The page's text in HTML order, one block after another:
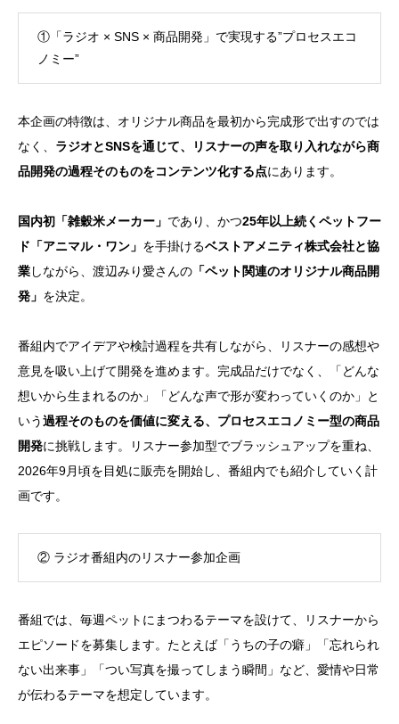
①「ラジオ × SNS × 商品開発」で実現する”プロセスエコ
ノミー”
本企画の特徴は、オリジナル商品を最初から完成形で出すのでは
なく、 ラジオとSNSを通じて、リスナーの声を取り入れながら商
品開発の過程そのものをコンテンツ化する点にあります。
国内初「雑穀米メーカー」 であり、かつ25年以上続くペットフー
ド「アニマル・ワン」 を手掛けるベストアメニティ株式会社と協
業しながら、渡辺みり愛さんの 「ペット関連のオリジナル商品開
発」 を決定。
番組内でアイデアや検討過程を共有しながら、リスナーの感想や
意見を吸い上げて開発を進めます。完成品だけでなく、「どんな
想いから生まれるのか」「どんな声で形が変わっていくのか」と
いう過程そのものを価値に変える、プロセスエコノミー型の商品
開発に挑戦します。リスナー参加型でブラッシュアップを重ね、
2026年9月頃を目処に販売を開始し、番組内でも紹介していく計
画です。
② ラジオ番組内のリスナー参加企画
番組では、毎週ペットにまつわるテーマを設けて、リスナーから
エピソードを募集します。たとえば「うちの子の癖」「忘れられ
ない出来事」「つい写真を撮ってしまう瞬間」など、愛情や日常
が伝わるテーマを想定しています。